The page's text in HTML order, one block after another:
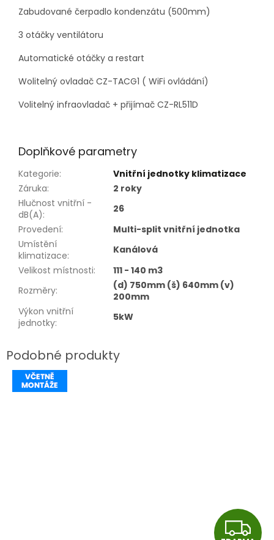
Zabudované čerpadlo kondenzátu (500mm)
3 otáčky ventilátoru
Automatické otáčky a restart
Wolitelný ovladač CZ-TACG1 ( WiFi ovládání)
Volitelný infraovladač + přijímač CZ-RL511D
Doplňkové parametry
Kategorie:
Vnitřní jednotky klimatizace
Záruka:
2 roky
Hlučnost vnitřní -
dB(A):
26
Provedení:
Multi-split vnitřní jednotka
Umístění
klimatizace:
Kanálová
Velikost místnosti:
111 - 140 m3
Rozměry:
(d) 750mm (š) 640mm (v)
200mm
Výkon vnitřní
jednotky: 5kW
Z